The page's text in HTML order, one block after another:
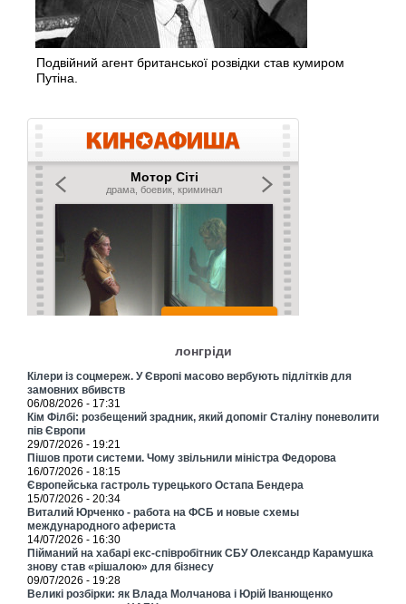
Подвійний агент британської розвідки став кумиром
Путіна.
лонгріди
Кілери із соцмереж. У Європі масово вербують підлітків для
замовних вбивств
06/08/2026 - 17:31
Кім Філбі: розбещений зрадник, який допоміг Сталіну поневолити
пів Європи
29/07/2026 - 19:21
Пішов проти системи. Чому звільнили міністра Федорова
16/07/2026 - 18:15
Європейська гастроль турецького Остапа Бендера
15/07/2026 - 20:34
Виталий Юрченко - работа на ФСБ и новые схемы
международного афериста
14/07/2026 - 16:30
Пійманий на хабарі екс-співробітник СБУ Олександр Карамушка
знову став «рішалою» для бізнесу
09/07/2026 - 19:28
Великі розбірки: як Влада Молчанова і Юрій Іванющенко